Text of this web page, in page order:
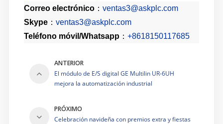
Correo electrónico： ventas3@askplc.com
Skype： ventas3@askplc.com
Teléfono móvil/Whatsapp： +8618150117685
ANTERIOR
El módulo de E/S digital GE Multilin UR-6UH
mejora la automatización industrial
PRÓXIMO
Celebración navideña con premios extra y fiestas